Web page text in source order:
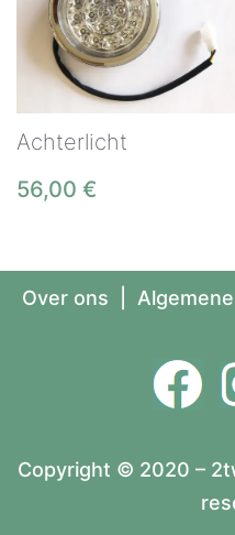
Achterlicht
56,00 €
Over ons
Copyright © 2020 –